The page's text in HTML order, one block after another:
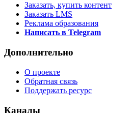
Заказать, купить контент
Заказать LMS
Реклама образования
Написать в Telegram
Дополнительно
О проекте
Обратная связь
Поддержать ресурс
Каналы